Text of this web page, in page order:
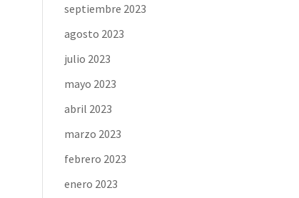
septiembre 2023
agosto 2023
julio 2023
mayo 2023
abril 2023
marzo 2023
febrero 2023
enero 2023